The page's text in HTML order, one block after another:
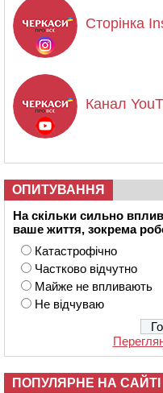
Сторінка
Канал
ОПИТУВАННЯ
На скільки сильно
ваше життя, зокрема
Катастрофічно
Частково відчутно
Майже не впливають
Не відчуваю
ПОПУЛЯРНЕ НА САЙТІ